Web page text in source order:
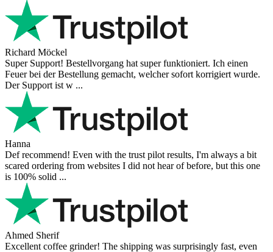
Richard Möckel
Super Support! Bestellvorgang hat super funktioniert. Ich einen
Feuer bei der Bestellung gemacht, welcher sofort korrigiert wurde.
Der Support ist w ...
Hanna
Def recommend! Even with the trust pilot results, I'm always a bit
scared ordering from websites I did not hear of before, but this one
is 100% solid ...
Ahmed Sherif
Excellent coffee grinder! The shipping was surprisingly fast, even